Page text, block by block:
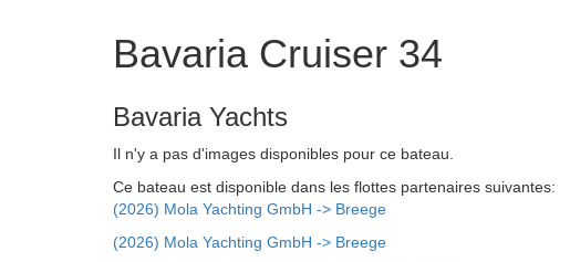
Bavaria Cruiser 34
Bavaria Yachts
Il n'y a pas d'images disponibles pour ce bateau.
Ce bateau est disponible dans les flottes partenaires suivantes:
(2026) Mola Yachting GmbH -> Breege
(2026) Mola Yachting GmbH -> Breege